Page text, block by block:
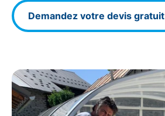
Demandez votre devis gratuit